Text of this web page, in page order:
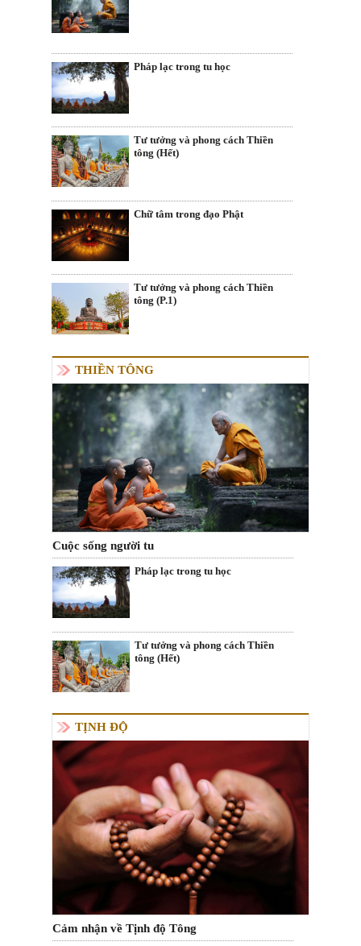
Pháp lạc trong tu học
Tư tưởng và phong cách Thiền
tông (Hết)
Chữ tâm trong đạo Phật
Tư tưởng và phong cách Thiền
tông (P.1)
THIỀN TÔNG
Cuộc sống người tu
Pháp lạc trong tu học
Tư tưởng và phong cách Thiền
tông (Hết)
TỊNH ĐỘ
Cảm nhận về Tịnh độ Tông